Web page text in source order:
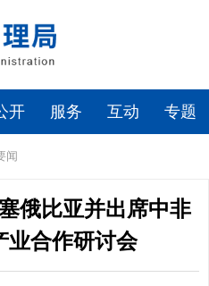
开 服务 互动 专题
闻
俄比亚并出席中非
业合作研讨会